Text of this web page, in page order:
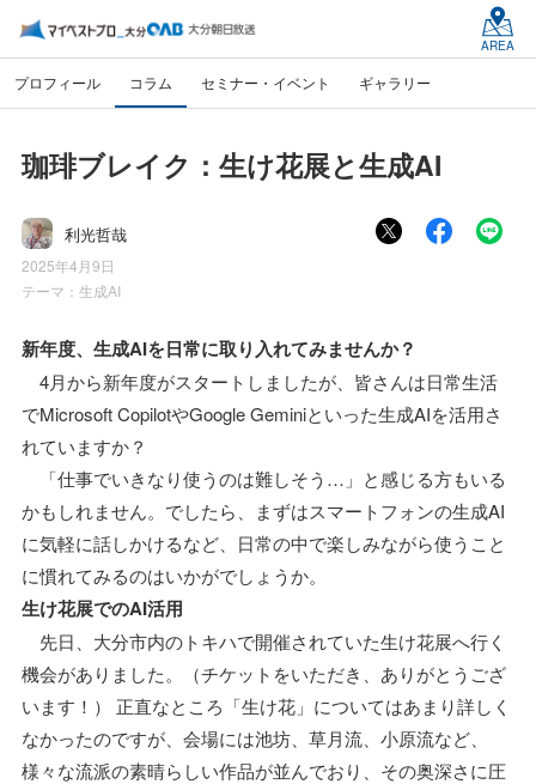
AREA
プロフィール コラム セミナー・イベント ギャラリー
珈琲ブレイク：生け花展と生成AI
利光哲哉
2025年4月9日
テーマ： 生成AI
新年度、生成AIを日常に取り入れてみませんか？
4月から新年度がスタートしましたが、皆さんは日常生活
でMicrosoft CopilotやGoogle Geminiといった生成AIを活用さ
れていますか？
「仕事でいきなり使うのは難しそう…」と感じる方もいる
かもしれません。でしたら、まずはスマートフォンの生成AI
に気軽に話しかけるなど、日常の中で楽しみながら使うこと
に慣れてみるのはいかがでしょうか。
生け花展でのAI活用
先日、大分市内のトキハで開催されていた生け花展へ行く
機会がありました。（チケットをいただき、ありがとうござ
います！） 正直なところ「生け花」についてはあまり詳しく
なかったのですが、会場には池坊、草月流、小原流など、
様々な流派の素晴らしい作品が並んでおり、その奥深さに圧